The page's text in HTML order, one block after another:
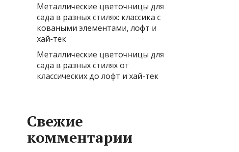
Металлические цветочницы для
сада в разных стилях: классика с
коваными элементами, лофт и
хай-тек
Металлические цветочницы для
сада в разных стилях от
классических до лофт и хай-тек
Свежие
комментарии